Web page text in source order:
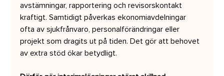
avstämningar, rapportering och revisorskontakt
kraftigt. Samtidigt påverkas ekonomiavdelningar
ofta av sjukfrånvaro, personalförändringar eller
projekt som dragits ut på tiden. Det gör att behovet
av extra stöd ökar betydligt.